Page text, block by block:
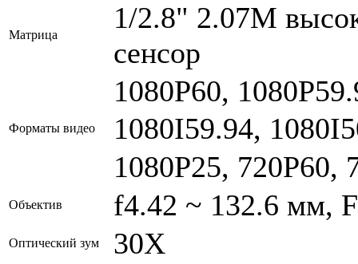
Матрица
1/2.8" 2.07M
сенсор
Форматы видео
1080P60,
1080I59.94,
1080P25, 720P60,
Объектив f4.42 ~ 132.6 мм,
Оптический зум 30Х